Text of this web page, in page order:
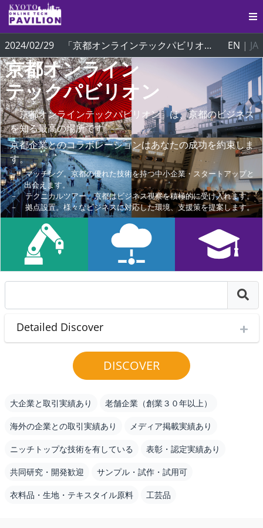
2024/02/29 「京都オンラインテックパビリオン」がオープンしました！ EN | JA
京都オンライン
テックパビリオン
「京都オンラインテックパビリオン」は、京都のビジネス
を知る最高の場所です。
京都企業とのコラボレーションはあなたの成功を約束しま
す。
－ マッチング。京都の優れた技術を持つ中小企業・スタートアップと
出会えます。
－ テクニカルツアー。京都はビジネス視察を積極的に受け入れます。
－ 拠点設置。様々なビジネスに対応した環境、支援策を提案します。
Detailed Discover
DISCOVER
大企業と取引実績あり 老舗企業（創業３０年以上）
海外の企業との取引実績あり メディア掲載実績あり
ニッチトップな技術を有している 表彰・認定実績あり
共同研究・開発歓迎 サンプル・試作・試用可
衣料品・生地・テキスタイル原料 工芸品